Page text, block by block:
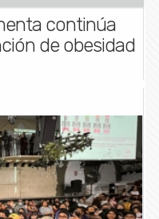
continúa
de obesidad